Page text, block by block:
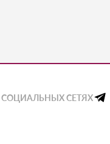
СЕТЯХ